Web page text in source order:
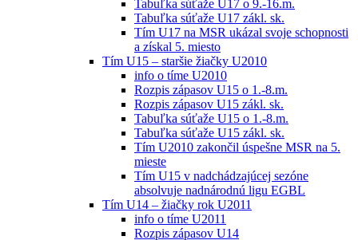
Tabuľka súťaže U17 o 9.-16.m.
Tabuľka súťaže U17 zákl. sk.
Tím U17 na MSR ukázal svoje schopnosti
a získal 5. miesto
Tím U15 – staršie žiačky U2010
info o tíme U2010
Rozpis zápasov U15 o 1.-8.m.
Rozpis zápasov U15 zákl. sk.
Tabuľka súťaže U15 o 1.-8.m.
Tabuľka súťaže U15 zákl. sk.
Tím U2010 zakončil úspešne MSR na 5.
mieste
Tím U15 v nadchádzajúcej sezóne
absolvuje nadnárodnú ligu EGBL
Tím U14 – žiačky rok U2011
info o tíme U2011
Rozpis zápasov U14